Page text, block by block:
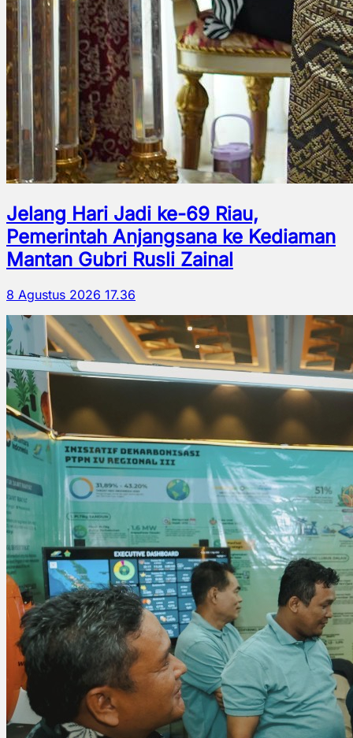
Jelang Hari Jadi ke-69 Riau,
Pemerintah Anjangsana ke Kediaman
Mantan Gubri Rusli Zainal
8 Agustus 2026 17.36